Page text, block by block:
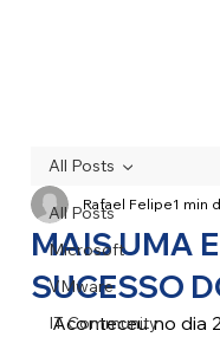
All Posts
Microsoft
VMware
IT Community
All Posts
MAIS UMA
SUCESSO
Rafael Felipe1 min
Aconteceu no dia